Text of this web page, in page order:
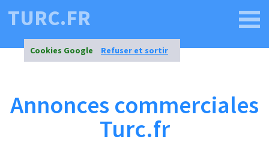
Cookies Google Refuser et sortir
TURC.FR
Annonces commerciales
Turc.fr